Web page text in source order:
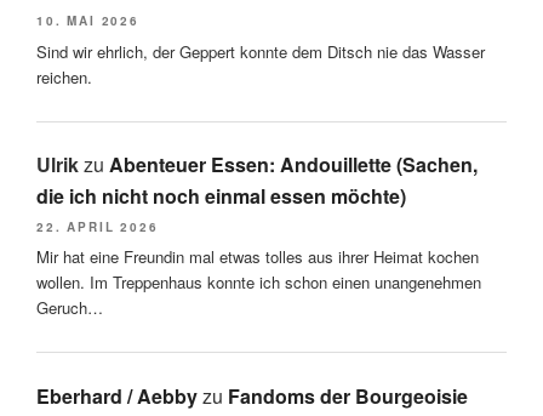
10. MAI 2026
Sind wir ehrlich, der Geppert konnte dem Ditsch nie das Wasser
reichen.
Ulrikzu Abenteuer Essen: Andouillette (Sachen,
die ich nicht noch einmal essen möchte)
22. APRIL 2026
Mir hat eine Freundin mal etwas tolles aus ihrer Heimat kochen
wollen. Im Treppenhaus konnte ich schon einen unangenehmen
Geruch…
Eberhard / Aebbyzu Fandoms der Bourgeoisie